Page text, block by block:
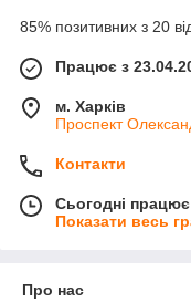
85% позитивних з 20
Працює з
м. Харків
Проспект
Контакти
Сьогодні
Показати весь
Про нас